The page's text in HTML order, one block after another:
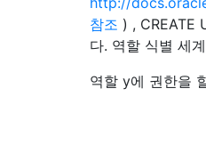
참조 ) , CREATE
다. 역할 식별 세
역할 y에 권한을